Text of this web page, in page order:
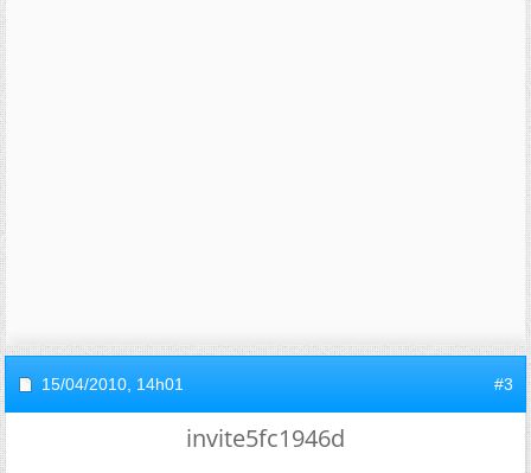
15/04/2010, 14h01 #3
invite5fc1946d